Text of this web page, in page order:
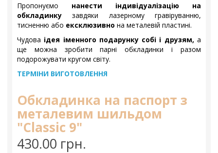
Пропонуємо нанести індивідуалізацію на
обкладинку завдяки лазерному гравіруванню,
тисненню або ексклюзивно на металевій пластині.
Чудова ідея іменного подарунку собі і друзям, а
ще можна зробити парні обкладинки і разом
подорожувати кругом світу.
ТЕРМІНИ ВИГОТОВЛЕННЯ
Обкладинка на паспорт з
металевим шильдом
"Classic 9"
430.00 грн.